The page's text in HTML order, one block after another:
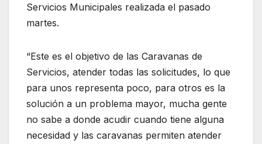
Servicios Municipales realizada el pasado
martes.
“Este es el objetivo de las Caravanas de
Servicios, atender todas las solicitudes, lo que
para unos representa poco, para otros es la
solución a un problema mayor, mucha gente
no sabe a donde acudir cuando tiene alguna
necesidad y las caravanas permiten atender